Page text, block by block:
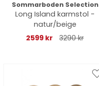
Sommarboden Selection
Long Island karmstol -
natur/beige
2599 kr
3290 kr